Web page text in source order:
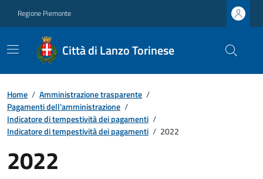
Regione Piemonte
Città di Lanzo Torinese
Home / Amministrazione trasparente /
Pagamenti dell'amministrazione /
Indicatore di tempestività dei pagamenti /
Indicatore di tempestività dei pagamenti / 2022
2022